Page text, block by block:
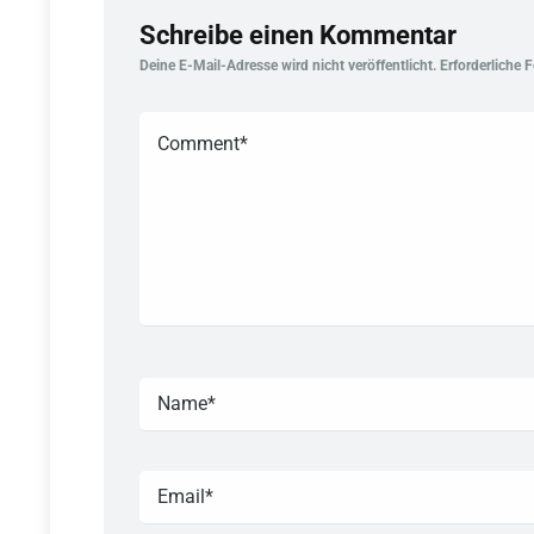
Schreibe einen Kommentar
Deine E-Mail-Adresse wird nicht veröffentlicht. Erforderliche